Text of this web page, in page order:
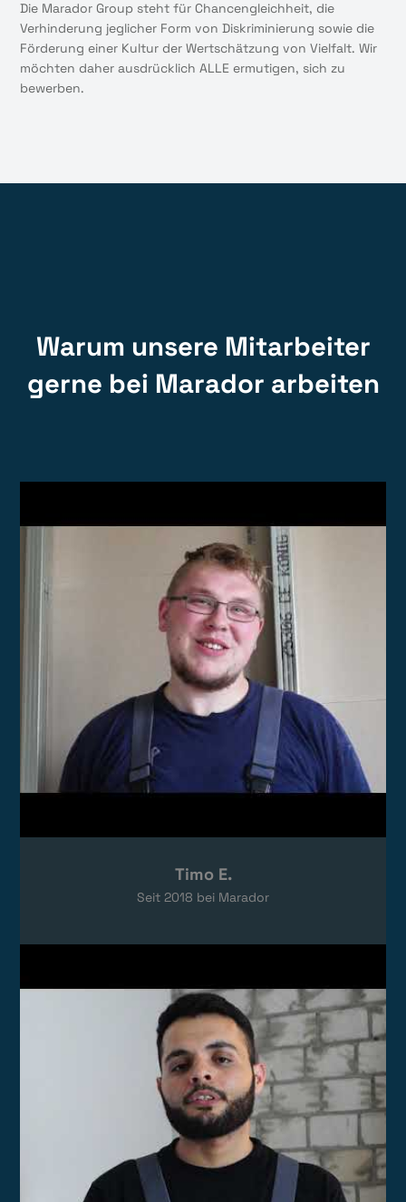
Die Marador Group steht für Chancengleichheit, die
Verhinderung jeglicher Form von Diskriminierung sowie die
Förderung einer Kultur der Wertschätzung von Vielfalt. Wir
möchten daher ausdrücklich ALLE ermutigen, sich zu
bewerben.
Warum unsere Mitarbeiter
gerne bei Marador arbeiten
Das Video wird von YouTube eingebettet.
Datenschutzerklärungenvon Google.
Timo E.
Seit 2018 bei Marador